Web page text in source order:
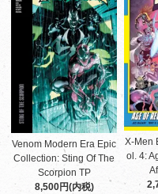
Venom Modern Era Epic
Collection: Sting Of The
Scorpion TP
8,500円(内税)
X-Men
ol. 4: